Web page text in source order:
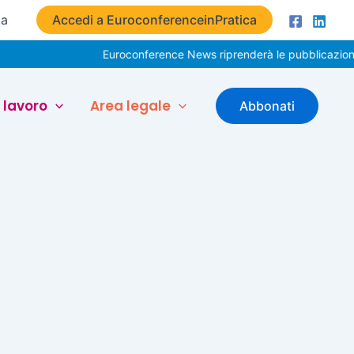
Accedi a EuroconferenceinPratica
Euroconference News riprenderà le pubblicazioni
lavoro Area legale Abbonati